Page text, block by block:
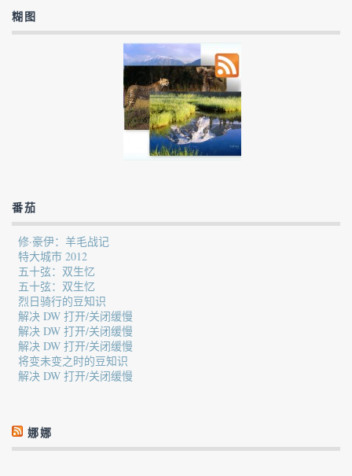
糊图
番茄
修·豪伊：羊毛战记
特大城市 2012
五十弦：双生忆
五十弦：双生忆
烈日骑行的豆知识
解决 DW 打开/关闭缓慢
解决 DW 打开/关闭缓慢
解决 DW 打开/关闭缓慢
将变未变之时的豆知识
解决 DW 打开/关闭缓慢
娜娜